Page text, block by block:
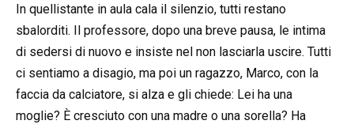
In quellistante in aula cala il silenzio, tutti restano
sbalorditi. Il professore, dopo una breve pausa, le intima
di sedersi di nuovo e insiste nel non lasciarla uscire. Tutti
ci sentiamo a disagio, ma poi un ragazzo, Marco, con la
faccia da calciatore, si alza e gli chiede: Lei ha una
moglie? È cresciuto con una madre o una sorella? Ha